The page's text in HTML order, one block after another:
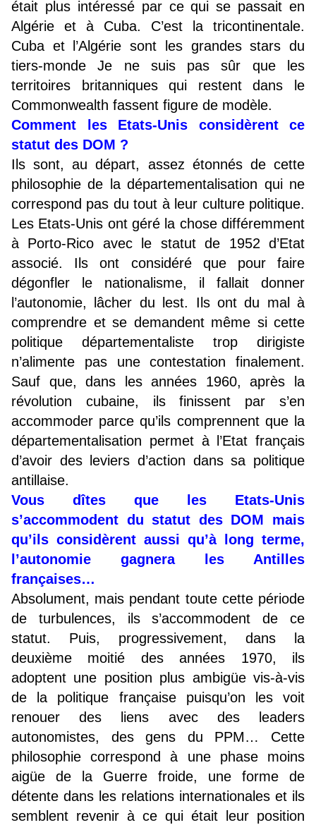
était plus intéressé par ce qui se passait en
Algérie et à Cuba. C’est la tricontinentale.
Cuba et l’Algérie sont les grandes stars du
tiers-monde Je ne suis pas sûr que les
territoires britanniques qui restent dans le
Commonwealth fassent figure de modèle.
Comment les Etats-Unis considèrent ce
statut des DOM ?
Ils sont, au départ, assez étonnés de cette
philosophie de la départementalisation qui ne
correspond pas du tout à leur culture politique.
Les Etats-Unis ont géré la chose différemment
à Porto-Rico avec le statut de 1952 d’Etat
associé. Ils ont considéré que pour faire
dégonfler le nationalisme, il fallait donner
l’autonomie, lâcher du lest. Ils ont du mal à
comprendre et se demandent même si cette
politique départementaliste trop dirigiste
n’alimente pas une contestation finalement.
Sauf que, dans les années 1960, après la
révolution cubaine, ils finissent par s’en
accommoder parce qu’ils comprennent que la
départementalisation permet à l’Etat français
d’avoir des leviers d’action dans sa politique
antillaise.
Vous dîtes que les Etats-Unis
s’accommodent du statut des DOM mais
qu’ils considèrent aussi qu’à long terme,
l’autonomie gagnera les Antilles
françaises…
Absolument, mais pendant toute cette période
de turbulences, ils s’accommodent de ce
statut. Puis, progressivement, dans la
deuxième moitié des années 1970, ils
adoptent une position plus ambigüe vis-à-vis
de la politique française puisqu’on les voit
renouer des liens avec des leaders
autonomistes, des gens du PPM… Cette
philosophie correspond à une phase moins
aigüe de la Guerre froide, une forme de
détente dans les relations internationales et ils
semblent revenir à ce qui était leur position